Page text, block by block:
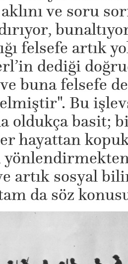
ve soru
felsefe artık
dediği
buna felsefe
Bu
oldukça basit;
hayattan
artık sosyal
da söz